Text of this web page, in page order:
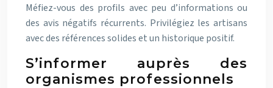
Méfiez-vous des profils avec peu d’informations ou
des avis négatifs récurrents. Privilégiez les artisans
avec des références solides et un historique positif.
S’informer auprès des
organismes professionnels